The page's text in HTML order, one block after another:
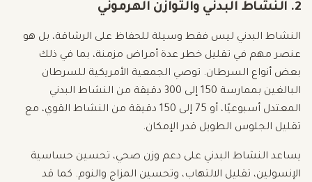
2. النشاط البدني والتوازن الهرموني
النشاط البدني ليس فقط وسيلة للحفاظ على الرشاقة، بل هو
عنصر مهم في تقليل خطر عدة أمراض مزمنة، بما في ذلك
بعض أنواع السرطان. توصي الجمعية الأمريكية للسرطان
البالغين بممارسة 150 إلى 300 دقيقة من النشاط البدني
المعتدل أسبوعيًا، أو 75 إلى 150 دقيقة من النشاط القوي، مع
تقليل الجلوس الطويل قدر الإمكان.
يساعد النشاط البدني على دعم وزن صحي، تحسين حساسية
الإنسولين، تقليل الالتهاب، وتحسين المزاج والنوم. كما قد